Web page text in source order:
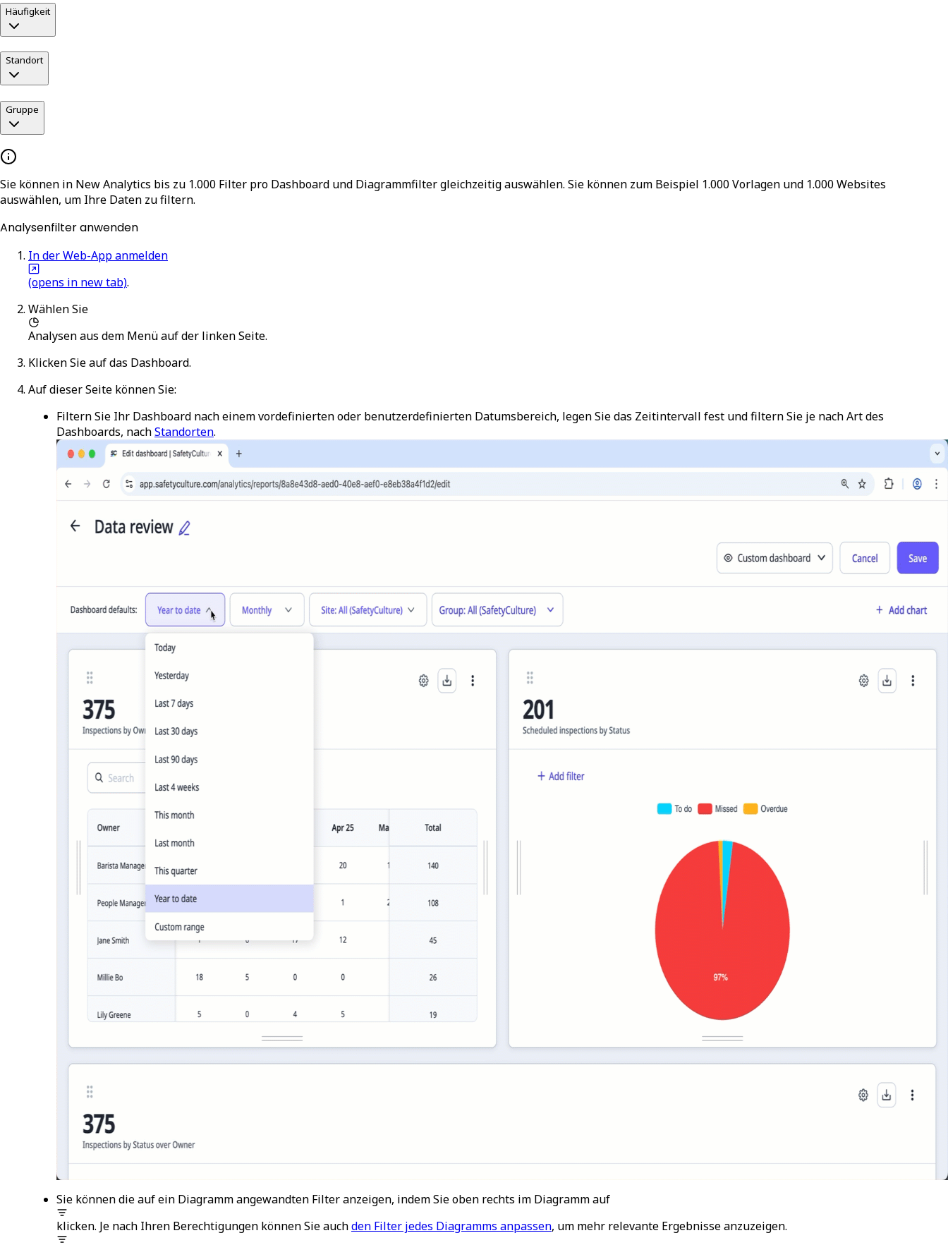
Häufigkeit
Standort
Gruppe
Sie können in New Analytics bis zu 1.000 Filter pro Dashboard und Diagrammfilter gleichzeitig auswählen. Sie können zum Beispiel 1.000 Vorlagen und 1.000 Websites
auswählen, um Ihre Daten zu filtern.
Analysenfilter anwenden
In der Web-App anmelden
(opens in new tab).
Wählen Sie
Analysenaus dem Menü auf der linken Seite.
Klicken Sie auf das Dashboard.
Auf dieser Seite können Sie:
Filtern Sie Ihr Dashboard nach einem vordefinierten oder benutzerdefinierten Datumsbereich, legen Sie das Zeitintervall fest und filtern Sie je nach Art des
Dashboards, nachStandorten.
Sie können die auf ein Diagramm angewandten Filter anzeigen, indem Sie oben rechts im Diagramm auf
klicken. Je nach Ihren Berechtigungen können Sie auchden Filter jedes Diagramms anpassen, um mehr relevante Ergebnisse anzuzeigen.